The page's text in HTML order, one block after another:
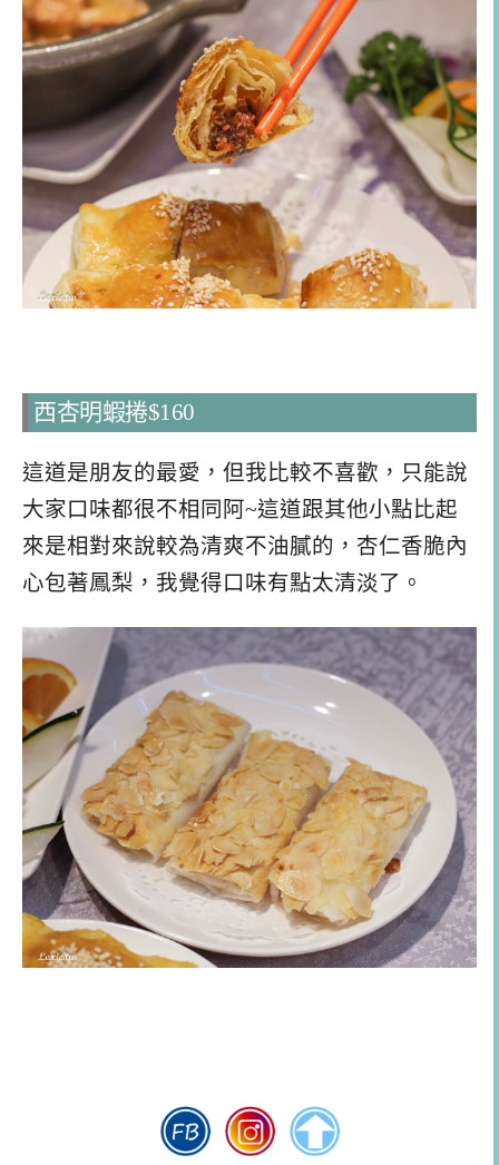
西杏明蝦捲$160
這道是朋友的最愛，但我比較不喜歡，只能說
大家口味都很不相同阿~這道跟其他小點比起
來是相對來說較為清爽不油膩的，杏仁香脆內
心包著鳳梨，我覺得口味有點太清淡了。